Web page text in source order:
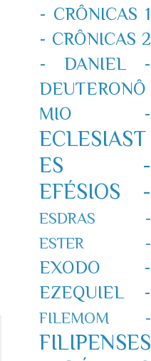
- CRÔNICAS 1
- CRÔNICAS 2
-
DANIEL -
DEUTERONÔ
MIO -
ECLESIAST
ES -
EFÉSIOS -
ESDRAS -
ESTER -
EXODO -
EZEQUIEL -
FILEMOM -
FILIPENSES